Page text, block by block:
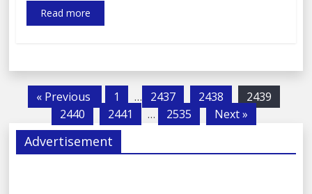
Read more
« Previous 1 … 2437 2438
2439
2440
2441 … 2535 Next »
Advertisement